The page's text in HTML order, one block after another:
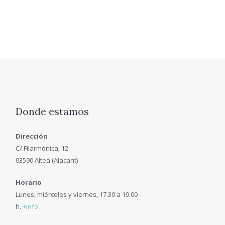
Donde estamos
Dirección
C/ Filarmónica, 12
03590 Altea (Alacant)
Horario
Lunes, miércoles y viernes, 17.30 a 19.00
h. +info